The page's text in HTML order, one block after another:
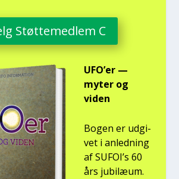
Støt­te­med­lem C
UFO’er —
myter og
viden
Bogen er udgi­
vet i anled­ning
af SUFOI’s 60
års jubilæum.